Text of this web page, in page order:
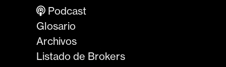
Podcast
Glosario
Archivos
Listado de Brokers